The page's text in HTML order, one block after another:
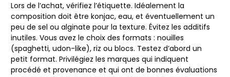
Lors de l’achat, vérifiez l’étiquette. Idéalement la
composition doit être konjac, eau, et éventuellement un
peu de sel ou alginate pour la texture. Évitez les additifs
inutiles. Vous avez le choix des formats : nouilles
(spaghetti, udon-like), riz ou blocs. Testez d’abord un
petit format. Privilégiez les marques qui indiquent
procédé et provenance et qui ont de bonnes évaluations